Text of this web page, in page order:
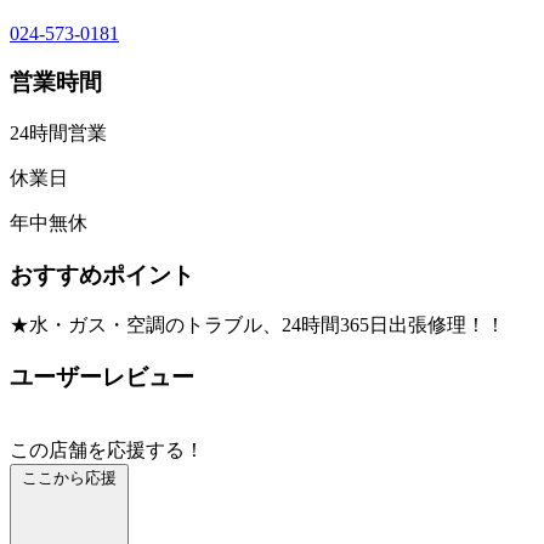
024-573-0181
営業時間
24時間営業
休業日
年中無休
おすすめポイント
★水・ガス・空調のトラブル、24時間365日出張修理！！
ユーザーレビュー
この店舗を応援する！
ここから応援